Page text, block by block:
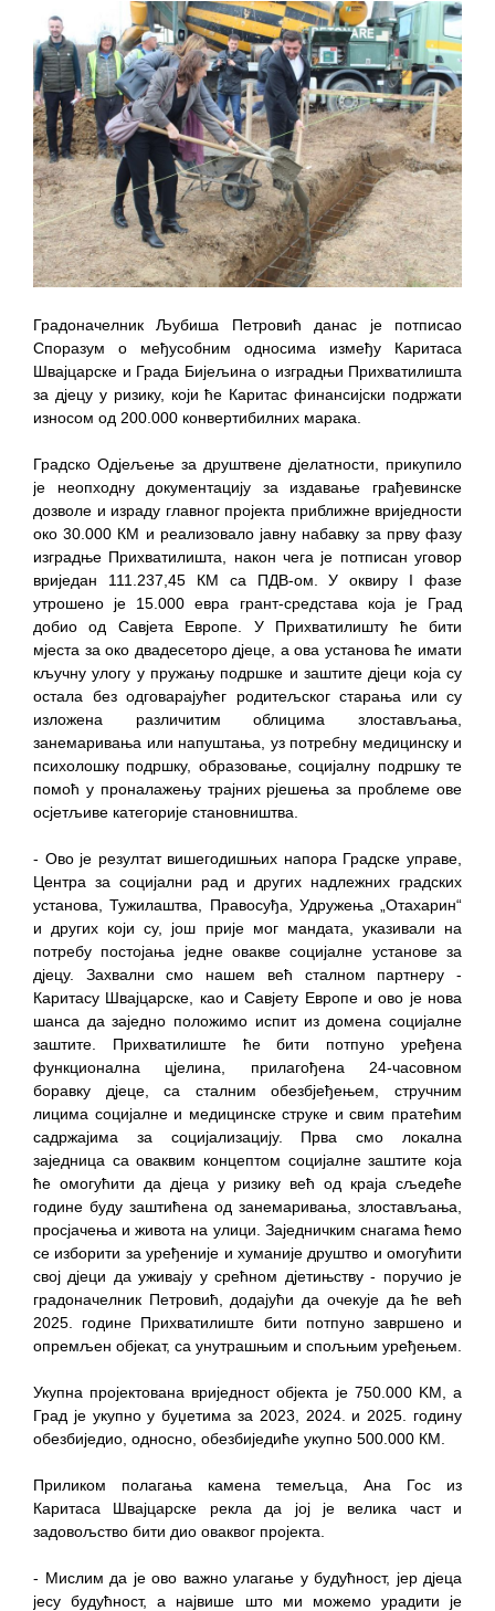
ПРЕЛИМИНАРНA РАНГ ЛИСТA
КАНДИДАТА КОЈИ СУ ОСТВАРИЛИ ПРАВО
НА ГРАДСКИ МЈЕСЕЧНИ БОРАЧКИ
ДОДАТАК ЗА ДЕМОБИЛИСАНЕ БОРЦЕ
ВОЈСКЕ РЕПУБЛИКЕ СРПСКЕ У СТАЊУ
СОЦИЈАЛНЕ ПОТРЕБЕ
Oд 27. јула пријем захтјева за новчану
помоћ за набавку школског прибора
основцима
Обрасци захтјева за регресирано
гориво доступни од 13. марта до 15.
новембра
Захтјев за издавање ПОНОСНЕ КАРТИЦЕ
7. августа
Обавјештење за предузетника - Вера
Ујић
Градоначелник Љубиша Петровић данас je потписао
Споразум о међусобним односима између Каритаса
Швајцарске и Града Бијељина о изградњи Прихватилишта
за дјецу у ризику, који ће Каритас финансијски подржати
износом од 200.000 конвертибилних марака.
Градско Одјељење за друштвене дјелатности, прикупило
је неопходну документацију за издавање грађевинске
дозволе и израду главног пројекта приближне вриједности
око 30.000 КМ и реализовало јавну набавку за прву фазу
изградње Прихватилишта, након чега је потписан уговор
вриједан 111.237,45 КМ са ПДВ-ом. У оквиру I фазе
утрошено је 15.000 евра грант-средстава која је Град
добио од Савјета Европе. У Прихватилишту ће бити
мјеста за око двадесеторо дјеце, а ова установа ће имати
кључну улогу у пружању подршке и заштите дјеци која су
остала без одговарајућег родитељског старања или су
изложена различитим облицима злостављања,
занемаривања или напуштања, уз потребну медицинску и
психолошку подршку, образовање, социјалну подршку те
помоћ у проналажењу трајних рјешења за проблеме ове
осјетљиве категорије становништва.
- Ово је резултат вишегодишњих напора Градске управе,
Центра за социјални рад и других надлежних градских
установа, Тужилаштва, Правосуђа, Удружења „Отахарин“
и других који су, још прије мог мандата, указивали на
потребу постојања једне овакве социјалне установе за
дјецу. Захвални смо нашем већ сталном партнеру -
Каритасу Швајцарске, као и Савјету Европе и ово је нова
шанса да заједно положимо испит из домена социјалне
заштите. Прихватилиште ће бити потпуно уређена
функционална цјелина, прилагођена 24-часовном
боравку дјеце, са сталним обезбјеђењем, стручним
лицима социјалне и медицинске струке и свим пратећим
садржајима за социјализацију. Прва смо локална
заједница са оваквим концептом социјалне заштите која
ће омогућити да дјеца у ризику већ од краја сљедеће
године буду заштићена од занемаривања, злостављања,
просјачења и живота на улици. Заједничким снагама ћемо
се изборити за уређеније и хуманије друштво и омогућити
свој дјеци да уживају у срећном дјетињству - поручио је
градоначелник Петровић, додајући да очекује да ће већ
2025. године Прихватилиште бити потпуно завршено и
опремљен објекат, са унутрашњим и спољњим уређењем.
Укупна пројектована вриједност објекта је 750.000 KM, a
Град је укупно у буџетима за 2023, 2024. и 2025. годину
обезбиједио, односно, обезбиједиће укупно 500.000 КМ.
Приликом полагања камена темељца, Ана Гос из
Каритаса Швајцарске рекла да јој је велика част и
задовољство бити дио оваквог пројекта.
- Мислим да је ово важно улагање у будућност, јер дјеца
јесу будућност, а највише што ми можемо урадити је